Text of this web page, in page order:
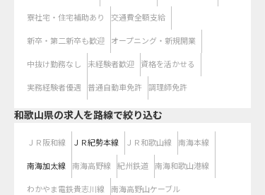
寮社宅・住宅補助あり 交通費全額支給
新卒・第二新卒も歓迎 オープニング・新規開業
中抜け勤務なし 未経験者歓迎 資格を活かせる
実務経験者優遇 普通自動車免許 調理師免許
和歌山県の求人を路線で絞り込む
ＪＲ阪和線 ＪＲ紀勢本線 ＪＲ和歌山線 南海本線
南海加太線 南海高野線 紀州鉄道 南海和歌山港線
わかやま電鉄貴志川線 南海高野山ケーブル